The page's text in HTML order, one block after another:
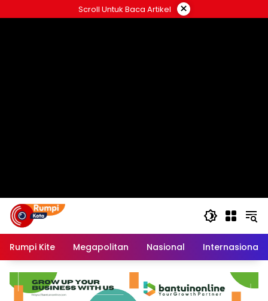
ke
Scroll Untuk Baca Artikel ×
Rumpi Kite Megapolitan Nasional Internasional